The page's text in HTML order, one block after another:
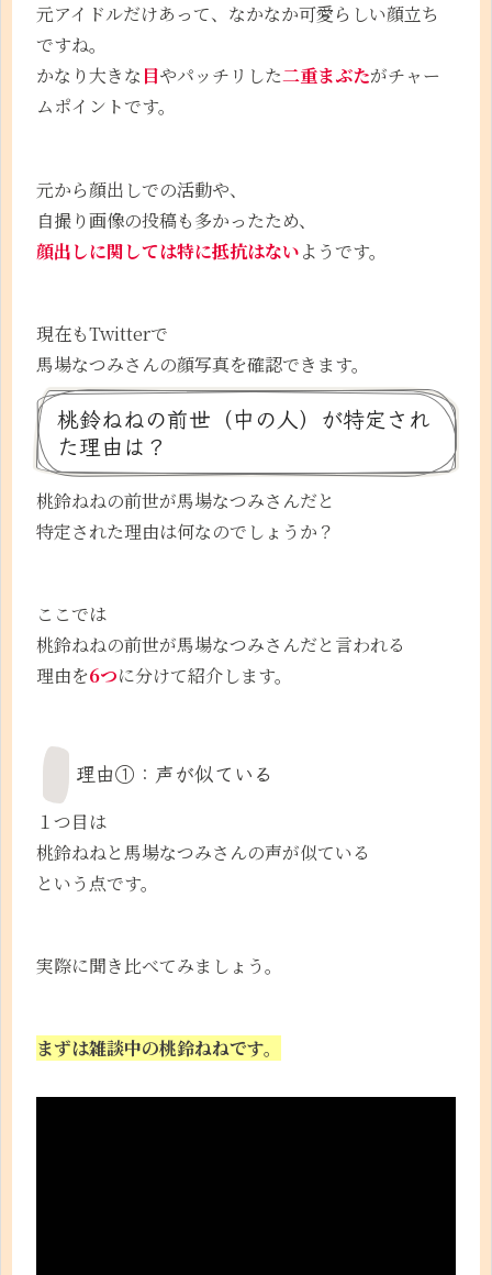
元アイドルだけあって、なかなか可愛らしい顔立ち
ですね。
かなり大きな 目やパッチリした二重まぶたがチャー
ムポイントです。
元から顔出しでの活動や、
自撮り画像の投稿も多かったため、
顔出しに関しては特に抵抗はないようです。
現在もTwitterで
馬場なつみさんの顔写真を確認できます。
桃鈴ねねの前世（中の人）が特定され
た理由は？
桃鈴ねねの前世が馬場なつみさんだと
特定された理由は何なのでしょうか？
ここでは
桃鈴ねねの前世が馬場なつみさんだと言われる
理由を6つに分けて紹介します。
理由①：声が似ている
１つ目は
桃鈴ねねと馬場なつみさんの声が似ている
という点です。
実際に聞き比べてみましょう。
まずは雑談中の桃鈴ねねです。